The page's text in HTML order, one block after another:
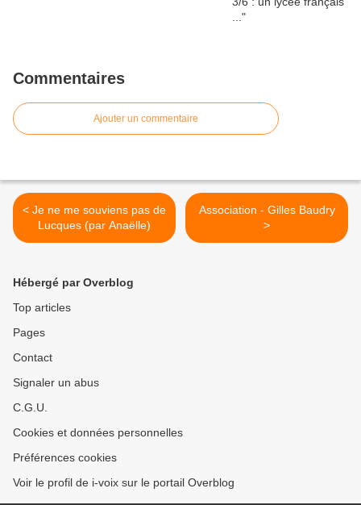
Commentaires
Ajouter un commentaire
< Je ne me souviens pas de
Lucques (par Anaëlle)
Association - Gilles Baudry
>
Hébergé par Overblog
Top articles
Pages
Contact
Signaler un abus
C.G.U.
Cookies et données personnelles
Préférences cookies
Voir le profil de i-voix sur le portail Overblog